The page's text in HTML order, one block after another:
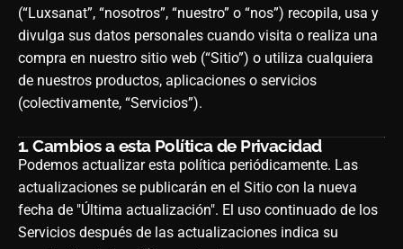
(“Luxsanat”, “nosotros”, “nuestro” o “nos”) recopila, usa y
divulga sus datos personales cuando visita o realiza una
compra en nuestro sitio web (“Sitio”) o utiliza cualquiera
de nuestros productos, aplicaciones o servicios
(colectivamente, “Servicios”).
1.Cambios a esta Política de Privacidad
Podemos actualizar esta política periódicamente. Las
actualizaciones se publicarán en el Sitio con la nueva
fecha de "Última actualización". El uso continuado de los
Servicios después de las actualizaciones indica su